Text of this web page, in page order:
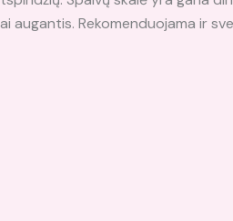
augantis. Rekomenduojama ir